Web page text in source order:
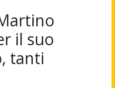
il suo
tanti